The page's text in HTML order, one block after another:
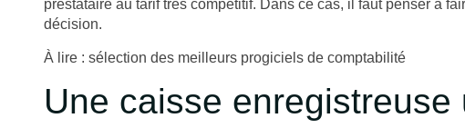
prestataire au tarif très compétitif. Dans ce cas, il faut penser à
décision.
À lire : sélection des meilleurs progiciels de comptabilité
Une caisse enregistreuse